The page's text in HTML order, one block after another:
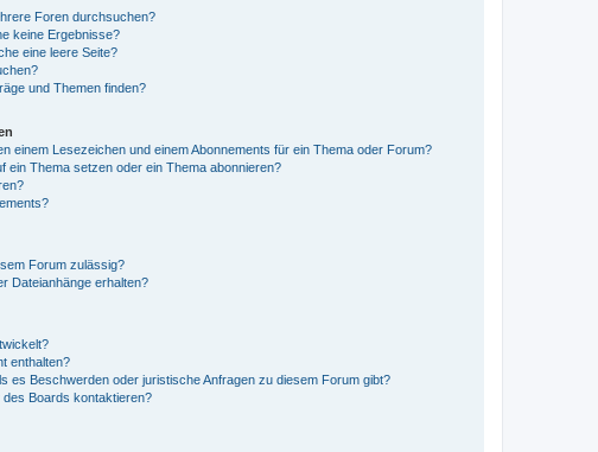
Foren durchsuchen?
keine Ergebnisse?
eine leere Seite?
und Themen finden?
einem Lesezeichen und einem Abonnements für ein Thema oder Forum?
ein Thema setzen oder ein Thema abonnieren?
Forum zulässig?
Dateianhänge erhalten?
enthalten?
es Beschwerden oder juristische Anfragen zu diesem Forum gibt?
des Boards kontaktieren?